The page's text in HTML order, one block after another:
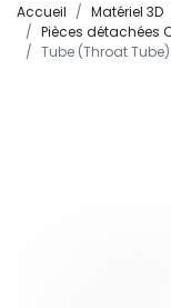
Accueil Matériel 3D
Pièces détachées
Tube (Throat